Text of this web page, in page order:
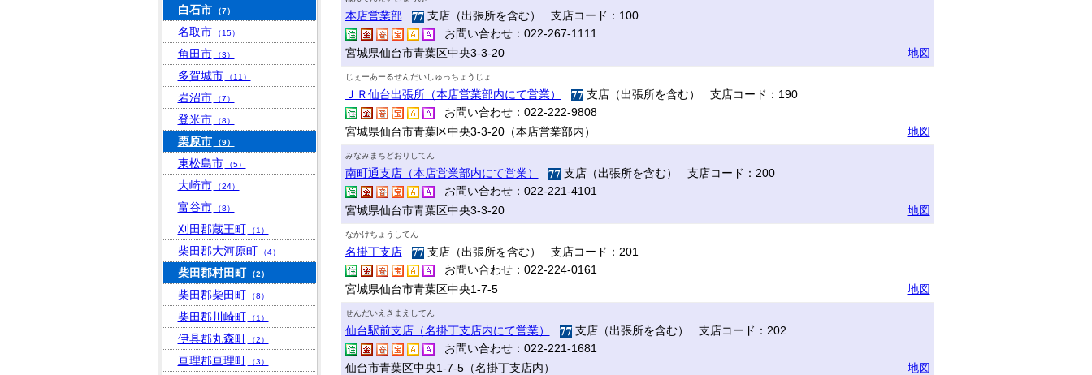
本店営業部
支店（出張所を含む） 支店コード：100
お問い合わせ：022-267-1111
宮城県仙台市青葉区中央3-3-20
地図
じぇーあーるせんだいしゅっちょうじょ
ＪＲ仙台出張所（本店営業部内にて営業）
支店（出張所を含む） 支店コード：190
お問い合わせ：022-222-9808
宮城県仙台市青葉区中央3-3-20（本店営業部内）
地図
みなみまちどおりしてん
南町通支店（本店営業部内にて営業）
支店（出張所を含む） 支店コード：200
お問い合わせ：022-221-4101
宮城県仙台市青葉区中央3-3-20
地図
なかけちょうしてん
名掛丁支店
支店（出張所を含む） 支店コード：201
お問い合わせ：022-224-0161
宮城県仙台市青葉区中央1-7-5
地図
せんだいえきまえしてん
仙台駅前支店（名掛丁支店内にて営業）
支店（出張所を含む） 支店コード：202
お問い合わせ：022-221-1681
仙台市青葉区中央1-7-5（名掛丁支店内）
地図
白石市 （7）
名取市 （15）
角田市 （3）
多賀城市 （11）
岩沼市 （7）
登米市 （8）
栗原市 （9）
東松島市 （5）
大崎市 （24）
富谷市 （8）
刈田郡蔵王町 （1）
柴田郡大河原町 （4）
柴田郡村田町 （2）
柴田郡柴田町 （8）
柴田郡川崎町 （1）
伊具郡丸森町 （2）
亘理郡亘理町 （3）